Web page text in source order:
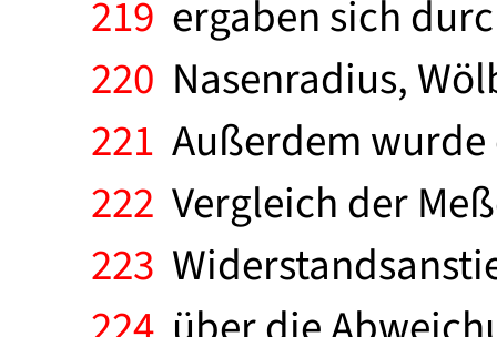
219 ergaben sich
220 Nasenradius,
221 Außerdem
222 Vergleich der
223